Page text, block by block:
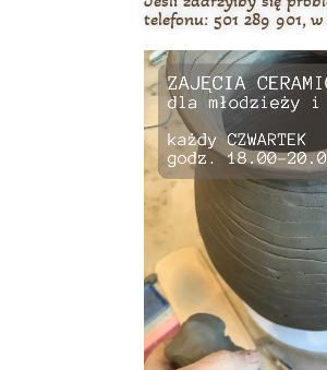
telefonu: 501 289 901,